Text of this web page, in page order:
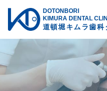
DOTONBORI
KIMURA DENTAL
道頓堀キムラ歯科